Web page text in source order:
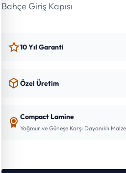
Bahçe Giriş Kapısı
10 Yıl Garanti
Özel Üretim
Compact Lamine
Yağmur ve Güneşe Karşı Dayanıklı